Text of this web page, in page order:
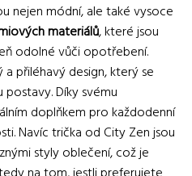
nejen módní, ale také vysoce
materiálů, které jsou
odolné vůči opotřebení.
přiléhavý design, který se
Díky svému
doplňkem pro každodenní
Navíc trička od City Zen jsou
styly oblečení, což je